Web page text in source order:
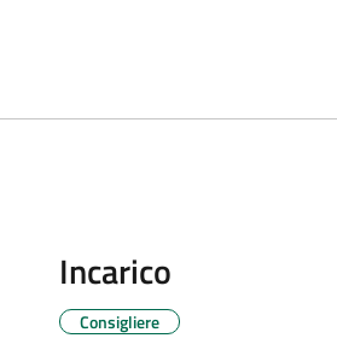
Incarico
Consigliere